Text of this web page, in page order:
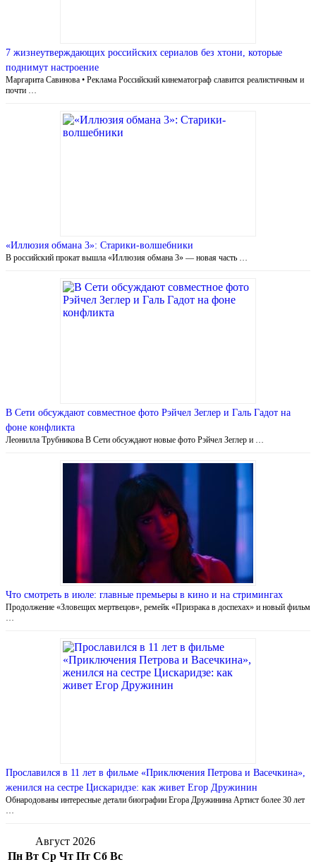
7 жизнеутверждающих российских сериалов без хтони, которые
поднимут настроение
Маргарита Савинова • Реклама Российский кинематограф славится реалистичным и
почти …
«Иллюзия обмана 3»: Старики-волшебники
В российский прокат вышла «Иллюзия обмана 3» — новая часть …
В Сети обсуждают совместное фото Рэйчел Зеглер и Галь Гадот на
фоне конфликта
Леонилла Трубникова В Сети обсуждают новые фото Рэйчел Зеглер и …
Что смотреть в июле: главные премьеры в кино и на стримингах
Продолжение «Зловещих мертвецов», ремейк «Призрака в доспехах» и новый фильм
Прославился в 11 лет в фильме «Приключения Петрова и Васечкина»,
женился на сестре Цискаридзе: как живет Егор Дружинин
Обнародованы интересные детали биографии Егора Дружинина Артист более 30 лет
Август 2026
Пн Вт Ср Чт Пт Сб Вс